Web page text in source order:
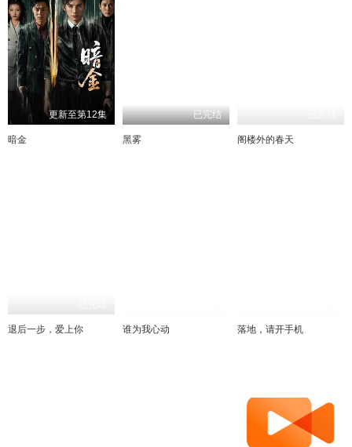
更新至第12集
暗金
已完结
黑雾 阁楼外的春天
退后一步，爱上你 谁为我心动 落地，请开手机